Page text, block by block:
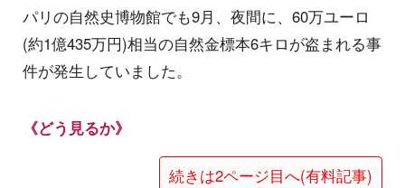
パリの自然史博物館でも9月、夜間に、60万ユーロ
(約1億435万円)相当の自然金標本6キロが盗まれる事
件が発生していました。
《どう見るか》
続きは2ページ目へ(有料記事)